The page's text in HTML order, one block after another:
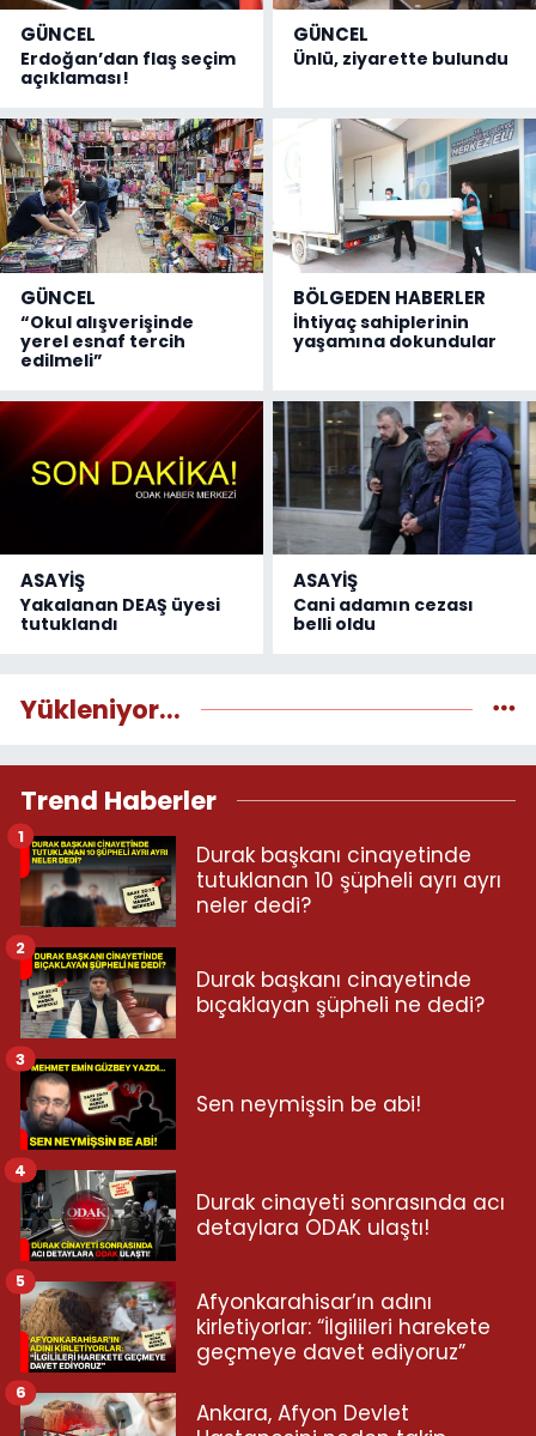
GÜNCEL
Erdoğan’dan flaş seçim
açıklaması!
GÜNCEL
Ünlü, ziyarette bulundu
GÜNCEL
“Okul alışverişinde
yerel esnaf tercih
edilmeli”
BÖLGEDEN HABERLER
İhtiyaç sahiplerinin
yaşamına dokundular
ASAYİŞ
Yakalanan DEAŞ üyesi
tutuklandı
ASAYİŞ
Cani adamın cezası
belli oldu
Yükleniyor...
Trend Haberler
Durak başkanı cinayetinde
tutuklanan 10 şüpheli ayrı ayrı
neler dedi?
1
Durak başkanı cinayetinde
bıçaklayan şüpheli ne dedi?
2
Sen neymişsin be abi!
3
Durak cinayeti sonrasında acı
detaylara ODAK ulaştı!
4
Afyonkarahisar’ın adını
kirletiyorlar: “İlgilileri harekete
geçmeye davet ediyoruz”
5
Ankara, Afyon Devlet
6